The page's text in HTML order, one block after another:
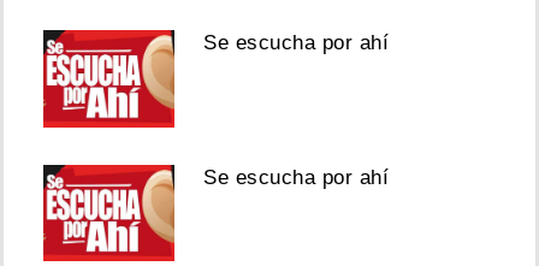
JAPANESE
Agosto
06,
Se escucha por ahí
Se escucha por ahí